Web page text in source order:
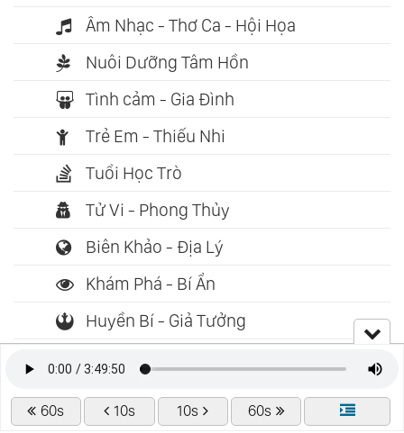
60s 10s 10s 60s
Âm Nhạc - Thơ Ca - Hội Họa
Nuôi Dưỡng Tâm Hồn
Tình cảm - Gia Đình
Trẻ Em - Thiếu Nhi
Tuổi Học Trò
Tử Vi - Phong Thủy
Biên Khảo - Địa Lý
Khám Phá - Bí Ẩn
Huyền Bí - Giả Tưởng
Phiêu Lưu - Mạo Hiểm